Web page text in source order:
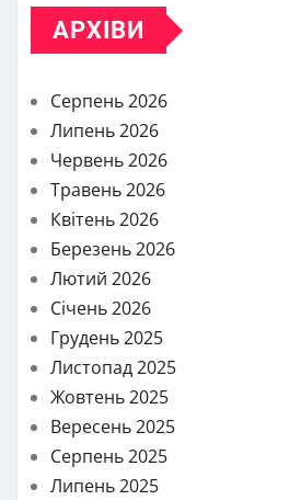
АРХІВИ
Серпень 2026
Липень 2026
Червень 2026
Травень 2026
Квітень 2026
Березень 2026
Лютий 2026
Січень 2026
Грудень 2025
Листопад 2025
Жовтень 2025
Вересень 2025
Серпень 2025
Липень 2025